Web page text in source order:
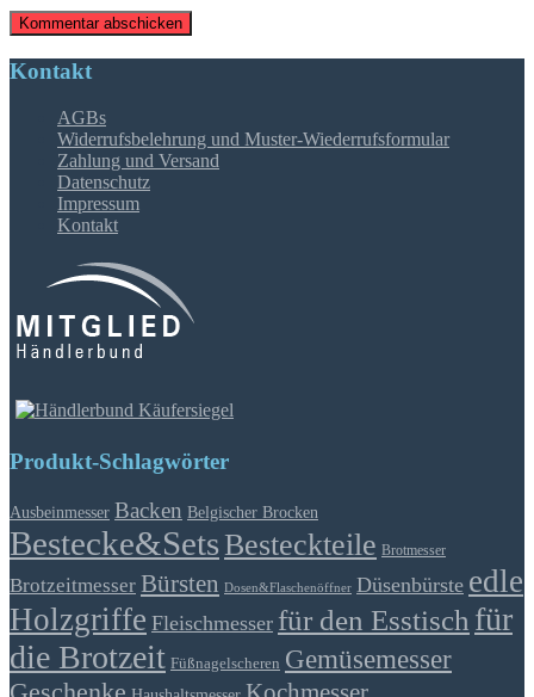
Kontakt
AGBs
Widerrufsbelehrung und Muster-Wiederrufsformular
Zahlung und Versand
Datenschutz
Impressum
Kontakt
Produkt-Schlagwörter
Ausbeinmesser Backen Belgischer Brocken
Bestecke&SetsBesteckteile Brotmesser
Brotzeitmesser Bürsten Dosen&Flaschenöffner Düsenbürste edle
Holzgriffe Fleischmesser für den Esstisch für
die Brotzeit Füßnagelscheren Gemüsemesser